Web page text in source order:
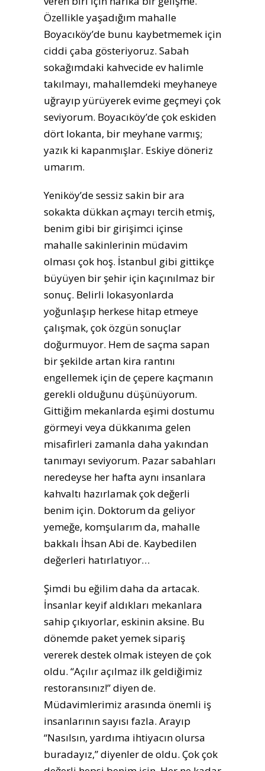
Özellikle yaşadığım mahalle
Boyacıköy’de bunu kaybetmemek için
ciddi çaba gösteriyoruz. Sabah
sokağımdaki kahvecide ev halimle
takılmayı, mahallemdeki meyhaneye
uğrayıp yürüyerek evime geçmeyi çok
seviyorum. Boyacıköy’de çok eskiden
dört lokanta, bir meyhane varmış;
yazık ki kapanmışlar. Eskiye döneriz
umarım.
Yeniköy’de sessiz sakin bir ara
sokakta dükkan açmayı tercih etmiş,
benim gibi bir girişimci içinse
mahalle sakinlerinin müdavim
olması çok hoş. İstanbul gibi gittikçe
büyüyen bir şehir için kaçınılmaz bir
sonuç. Belirli lokasyonlarda
yoğunlaşıp herkese hitap etmeye
çalışmak, çok özgün sonuçlar
doğurmuyor. Hem de saçma sapan
bir şekilde artan kira rantını
engellemek için de çepere kaçmanın
gerekli olduğunu düşünüyorum.
Gittiğim mekanlarda eşimi dostumu
görmeyi veya dükkanıma gelen
misafirleri zamanla daha yakından
tanımayı seviyorum. Pazar sabahları
neredeyse her hafta aynı insanlara
kahvaltı hazırlamak çok değerli
benim için. Doktorum da geliyor
yemeğe, komşularım da, mahalle
bakkalı İhsan Abi de. Kaybedilen
değerleri hatırlatıyor…
Şimdi bu eğilim daha da artacak.
İnsanlar keyif aldıkları mekanlara
sahip çıkıyorlar, eskinin aksine. Bu
dönemde paket yemek sipariş
vererek destek olmak isteyen de çok
oldu. “Açılır açılmaz ilk geldiğimiz
restoransınız!” diyen de.
Müdavimlerimiz arasında önemli iş
insanlarının sayısı fazla. Arayıp
“Nasılsın, yardıma ihtiyacın olursa
buradayız,” diyenler de oldu. Çok çok